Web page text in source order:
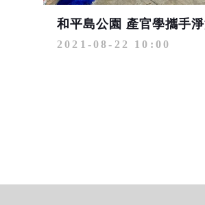
和平島公園 產官學攜手
2021-08-22 10:00